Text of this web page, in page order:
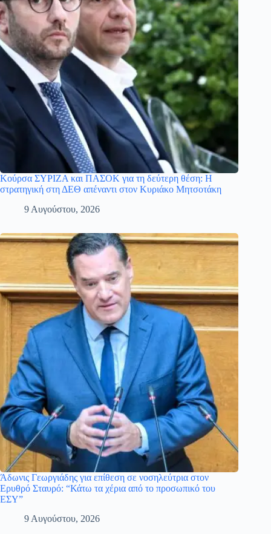
Κούρσα ΣΥΡΙΖΑ και ΠΑΣΟΚ για τη δεύτερη θέση: Η
στρατηγική στη ΔΕΘ απέναντι στον Κυριάκο Μητσοτάκη
9 Αυγούστου, 2026
Άδωνις Γεωργιάδης για επίθεση σε νοσηλεύτρια στον
Ερυθρό Σταυρό: “Κάτω τα χέρια από το προσωπικό του
ΕΣΥ”
9 Αυγούστου, 2026